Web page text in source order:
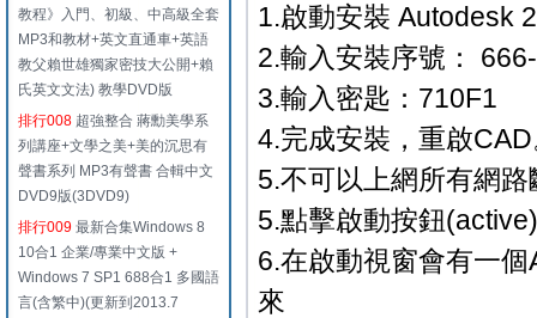
教程》入門、初級、中高級全套
MP3和教材+英文直通車+英語
教父賴世雄獨家密技大公開+賴
氏英文文法) 教學DVD版
排行008 超強整合 蔣勳美學系
列講座+文學之美+美的沉思有
聲書系列 MP3有聲書 合輯中文
DVD9版(3DVD9)
排行009 最新合集Windows 8
10合1 企業/專業中文版 +
Windows 7 SP1 688合1 多國語
言(含繁中)(更新到2013.7
1.啟動安裝 Autodesk
2.輸入安裝序號：
3.輸入密匙：710F1
4.完成安裝，重啟
5.不可以上網所有網
5.點擊啟動按鈕(active)
6.在啟動視窗會有一
來